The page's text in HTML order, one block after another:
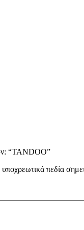
“TANDOO”
πεδία